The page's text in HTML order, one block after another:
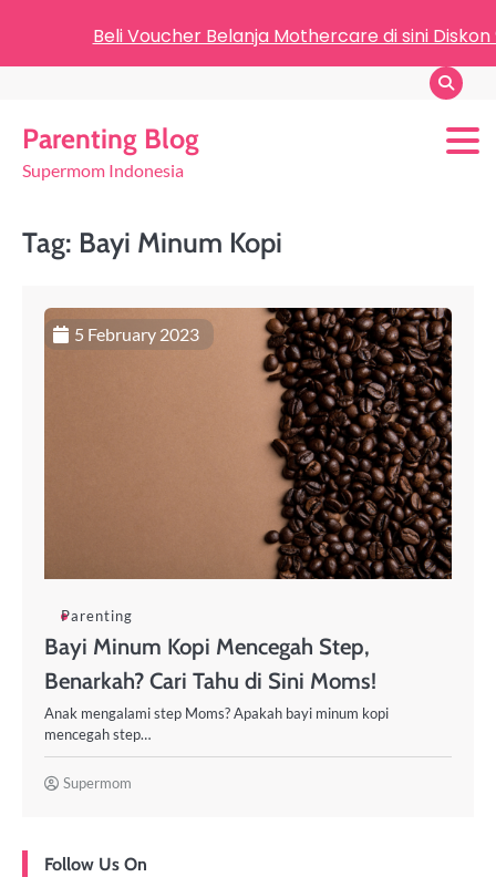
Parenting Blog
Supermom Indonesia
Tag: Bayi Minum Kopi
5 February 2023
Parenting
Bayi Minum Kopi Mencegah Step,
Benarkah? Cari Tahu di Sini Moms!
Anak mengalami step Moms? Apakah bayi minum kopi
mencegah step…
Supermom
Follow Us On
Beli Voucher Belanja Mothercare di sini Diskon